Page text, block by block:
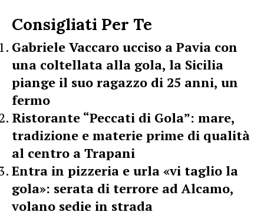
Consigliati Per Te
Gabriele Vaccaro ucciso a Pavia con
una coltellata alla gola, la Sicilia
piange il suo ragazzo di 25 anni, un
fermo
Ristorante “Peccati di Gola”: mare,
tradizione e materie prime di qualità
al centro a Trapani
Entra in pizzeria e urla «vi taglio la
gola»: serata di terrore ad Alcamo,
volano sedie in strada